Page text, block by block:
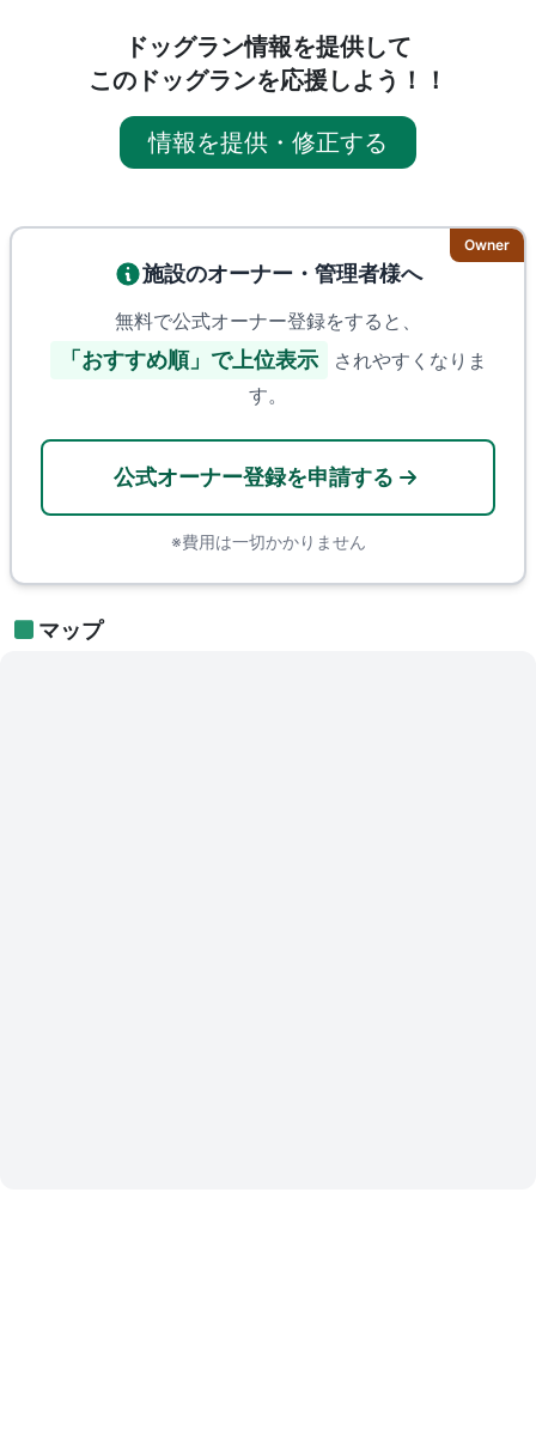
ドッグラン情報を提供して
このドッグランを応援しよう！！
情報を提供・修正する
Owner
施設のオーナー・管理者様へ
無料で公式オーナー登録をすると、
「おすすめ順」で上位表示
されやすくなりま
す。
公式オーナー登録を申請する
※費用は一切かかりません
マップ